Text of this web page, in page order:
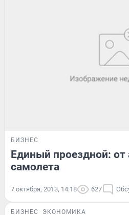
БИЗНЕС
Единый проездной: от
самолета
7 октября, 2013, 14:18 627
БИЗНЕС ЭКОНОМИКА